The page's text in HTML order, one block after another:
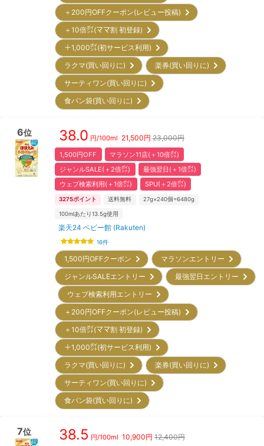
＋200円OFFクーポン(レビュー投稿)
＋10倍㌽(ママ割 初登録)
＋1,000㌽(初サービス利用)
ラクマ(買い回りに)
楽券(買い回りに)
サーティワン(買い回りに)
食パン袋(買い回りに)
6位 38.0 円/100ml 21,500円 23,000円
1,500円OFF
マラソン11店(＋10倍㌽)
ジャンルSALE(＋2倍㌽)
最強翌日(＋1倍㌽)
ウェブ検索利用(＋1倍㌽)
SPU(＋2倍㌽)
3275ポイント 送料無料 27g×240個=6480g
100mlあたり13.5g使用
楽天24 ベビー館 (Rakuten)
16件
1,500円OFFクーポン
マラソンエントリー
ジャンルSALEエントリー
最強翌日エントリー
ウェブ検索利用エントリー
＋200円OFFクーポン(レビュー投稿)
＋10倍㌽(ママ割 初登録)
＋1,000㌽(初サービス利用)
ラクマ(買い回りに)
楽券(買い回りに)
サーティワン(買い回りに)
食パン袋(買い回りに)
7位 38.5 円/100ml 10,900円 12,400円